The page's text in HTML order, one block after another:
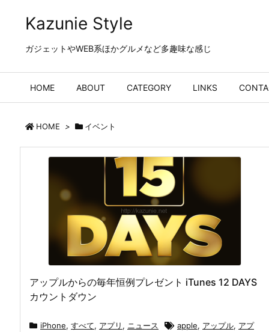
Kazunie Style
ガジェットやWEB系ほかグルメなど多趣味な感じ
HOME ABOUT CATEGORY LINKS
HOME > イベント
アップルからの毎年恒例プレゼント iTunes 12 DAYS
カウントダウン
iPhone, すべて, アプリ , ニュース apple, アップル, アプ